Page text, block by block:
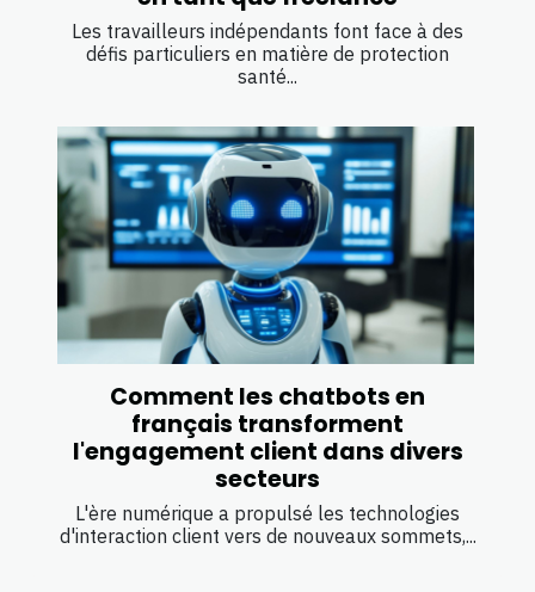
Les travailleurs indépendants font face à des
défis particuliers en matière de protection
santé...
Comment les chatbots en
français transforment
l'engagement client dans divers
secteurs
L'ère numérique a propulsé les technologies
d'interaction client vers de nouveaux sommets,...